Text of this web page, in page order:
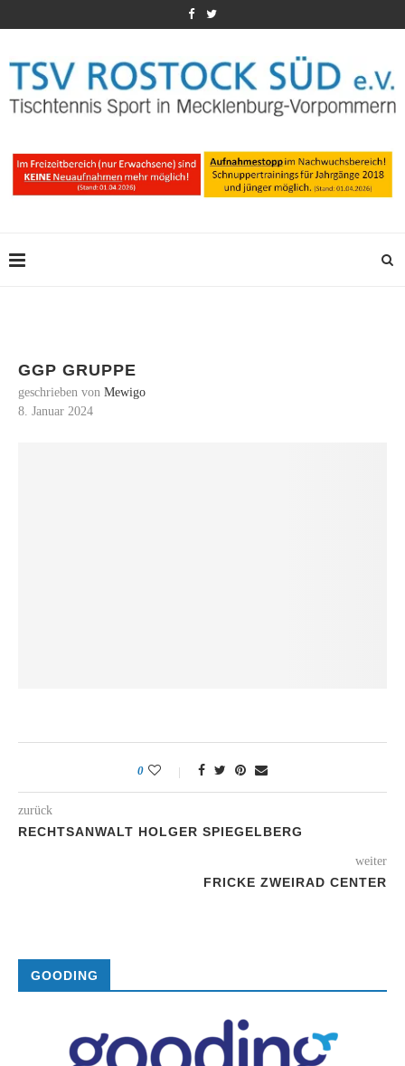
GGP GRUPPE
geschrieben von Mewigo
8. Januar 2024
0
zurück
RECHTSANWALT HOLGER SPIEGELBERG
weiter
FRICKE ZWEIRAD CENTER
GOODING